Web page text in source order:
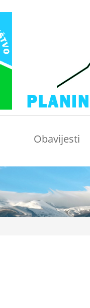
Obavijesti